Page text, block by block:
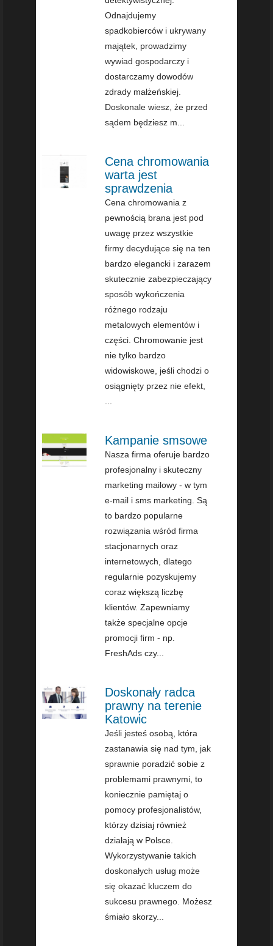
Odnajdujemy
spadkobierców i ukrywany
majątek, prowadzimy
wywiad gospodarczy i
dostarczamy dowodów
zdrady małżeńskiej.
Doskonale wiesz, że przed
sądem będziesz m...
Cena chromowania
warta jest
sprawdzenia
Cena chromowania z
pewnością brana jest pod
uwagę przez wszystkie
firmy decydujące się na ten
bardzo elegancki i zarazem
skutecznie zabezpieczający
sposób wykończenia
różnego rodzaju
metalowych elementów i
części. Chromowanie jest
nie tylko bardzo
widowiskowe, jeśli chodzi o
osiągnięty przez nie efekt,
...
Kampanie smsowe
Nasza firma oferuje bardzo
profesjonalny i skuteczny
marketing mailowy - w tym
e-mail i sms marketing. Są
to bardzo popularne
rozwiązania wśród firma
stacjonarnych oraz
internetowych, dlatego
regularnie pozyskujemy
coraz większą liczbę
klientów. Zapewniamy
także specjalne opcje
promocji firm - np.
FreshAds czy...
Doskonały radca
prawny na terenie
Katowic
Jeśli jesteś osobą, która
zastanawia się nad tym, jak
sprawnie poradzić sobie z
problemami prawnymi, to
koniecznie pamiętaj o
pomocy profesjonalistów,
którzy dzisiaj również
działają w Polsce.
Wykorzystywanie takich
doskonałych usług może
się okazać kluczem do
sukcesu prawnego. Możesz
śmiało skorzy...